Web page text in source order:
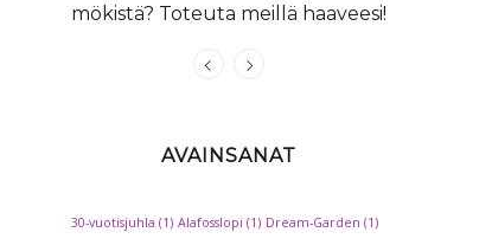
mökistä? Toteuta meillä haaveesi!
AVAINSANAT
30-vuotisjuhla (1) Alafosslopi (1) Dream-Garden (1)